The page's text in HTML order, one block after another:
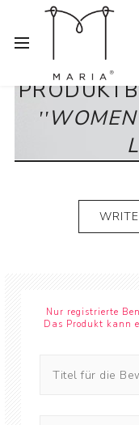
Nur registrierte
Das Produkt kann